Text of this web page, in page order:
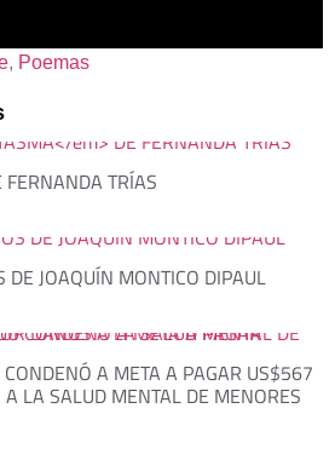
, Poemas
FERNANDA TRÍAS
DE JOAQUÍN MONTICO DIPAUL
A META A PAGAR US$567
LA SALUD MENTAL DE MENORES